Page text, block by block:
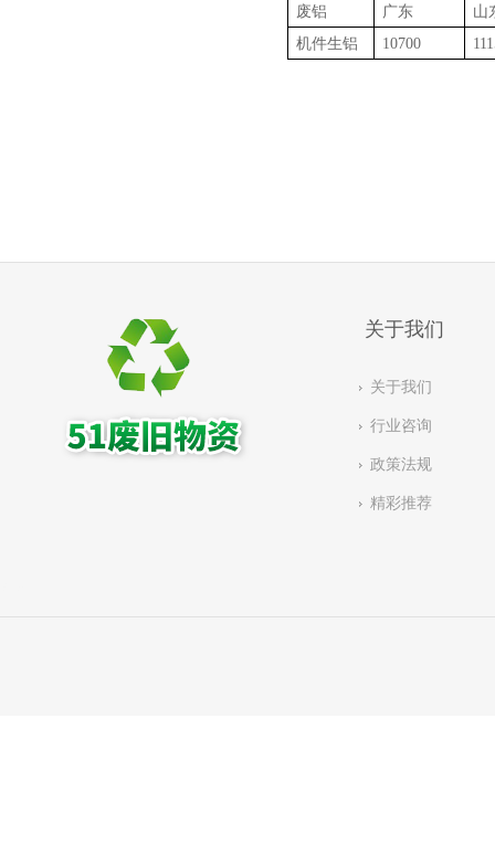
废铝 广东
山
机件生铝
10700
关于我们
关于我们
行业咨询
政策法规
精彩推荐